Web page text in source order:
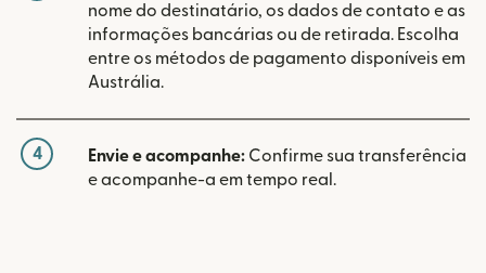
nome do destinatário, os dados de contato e as
informações bancárias ou de retirada. Escolha
entre os métodos de pagamento disponíveis em
Austrália.
4 Envie e acompanhe: Confirme sua transferência
e acompanhe-a em tempo real.